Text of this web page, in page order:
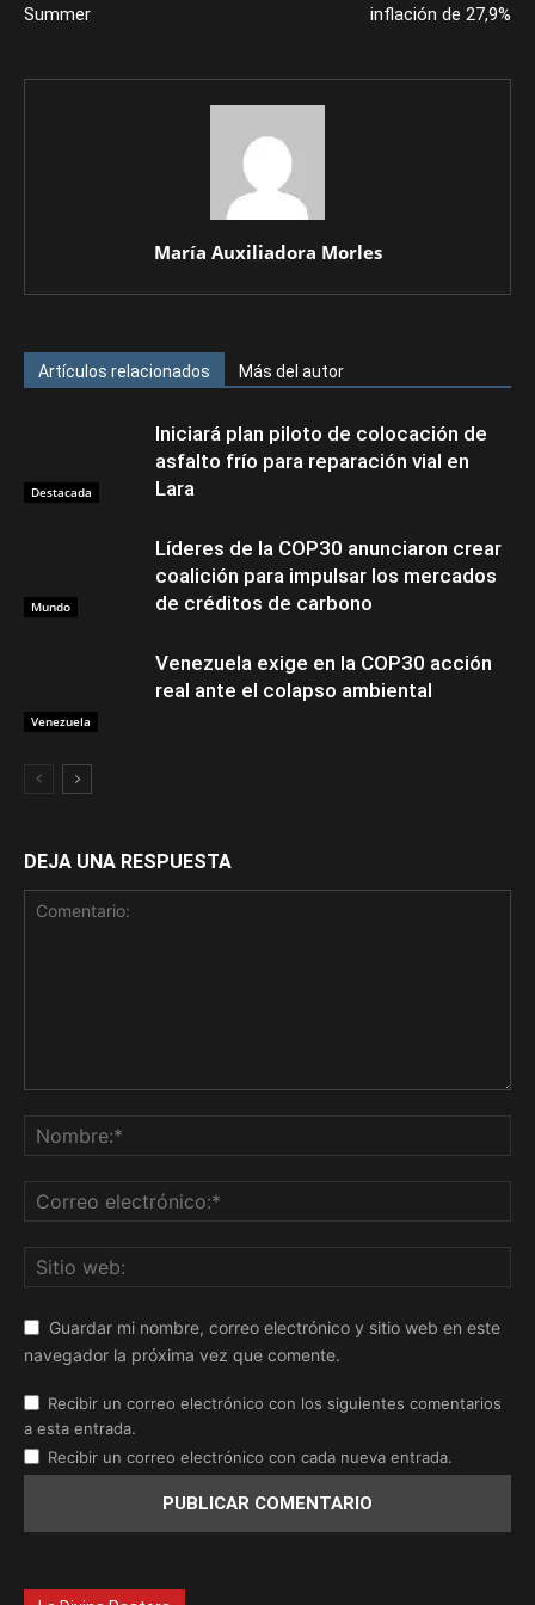
Summer
inflación de 27,9%
María Auxiliadora Morles
Artículos relacionados Más del autor
Destacada
Iniciará plan piloto de colocación de
asfalto frío para reparación vial en
Lara
Mundo
Líderes de la COP30 anunciaron crear
coalición para impulsar los mercados
de créditos de carbono
Venezuela
Venezuela exige en la COP30 acción
real ante el colapso ambiental
DEJA UNA RESPUESTA
Guardar mi nombre, correo electrónico y sitio web en este
navegador la próxima vez que comente.
Recibir un correo electrónico con los siguientes comentarios
a esta entrada.
Recibir un correo electrónico con cada nueva entrada.